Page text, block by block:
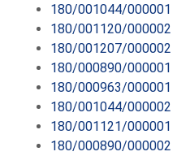
180/001044/000001
180/001120/000002
180/001207/000002
180/000890/000001
180/000963/000001
180/001044/000002
180/001121/000001
180/000890/000002